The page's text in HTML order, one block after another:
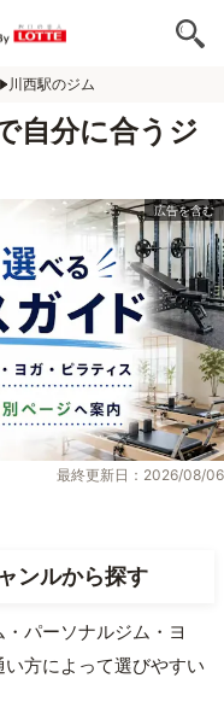
川西駅のジム
自分に合うジ
最終更新日：2026/08/06
ンルから探す
パーソナルジム・ヨ
方によって選びやすい